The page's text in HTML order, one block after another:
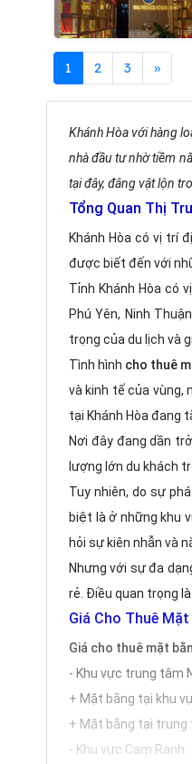
1 2 3 »
Khánh Hòa với hàng
nhà đầu tư nhờ tiềm
tại đây, đâng vật lộn
Tổng Quan Thị
Khánh Hòa có vị trí
được biết đến với
Tỉnh Khánh Hòa có
Phú Yên, Ninh
trọng của du lịch và
Tình hình cho thuê
và kinh tế của vùng,
tại Khánh Hòa đang
Nơi đây đang dần
lượng lớn du khách
Tuy nhiên, do sự
biệt là ở những khu
hỏi sự kiên nhẫn và
Nhưng với sự đa
rẻ. Điều quan trọng
Giá Cho Thuê
Giá cho thuê mặt
- Khu vực trung tâm
+ Mặt bằng tại khu
+ Mặt bằng tại trung
- Khu vực Cam Ranh: